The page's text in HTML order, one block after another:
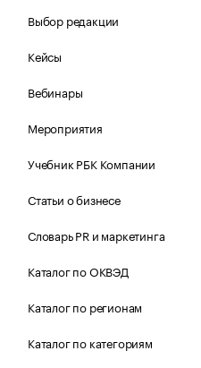
Выбор редакции
Кейсы
Вебинары
Мероприятия
Учебник РБК Компании
Статьи о бизнесе
Словарь PR и маркетинга
Каталог по ОКВЭД
Каталог по регионам
Каталог по категориям